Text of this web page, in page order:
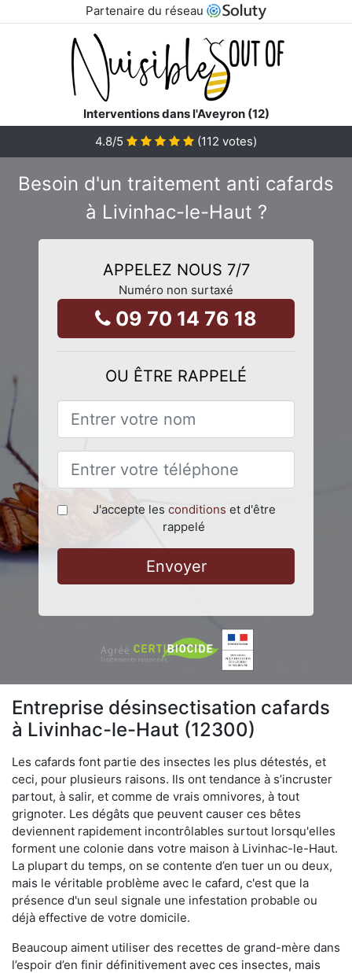
Partenaire du réseau
Interventions dans l'Aveyron (12)
4.8/5 (112 votes)
Besoin d'un traitement anti cafards
à Livinhac-le-Haut ?
APPELEZ NOUS 7/7
Numéro non surtaxé
09 70 14 76 18
OU ÊTRE RAPPELÉ
J'accepte les conditions et d'être
rappelé
Envoyer
Entreprise désinsectisation cafards
à Livinhac-le-Haut (12300)
Les cafards font partie des insectes les plus détestés, et
ceci, pour plusieurs raisons. Ils ont tendance à s’incruster
partout, à salir, et comme de vrais omnivores, à tout
grignoter. Les dégâts que peuvent causer ces bêtes
deviennent rapidement incontrôlables surtout lorsqu'elles
forment une colonie dans votre maison à Livinhac-le-Haut.
La plupart du temps, on se contente d’en tuer un ou deux,
mais le véritable problème avec le cafard, c'est que la
présence d'un seul signale une infestation probable ou
déjà effective de votre domicile.
Beaucoup aiment utiliser des recettes de grand-mère dans
l’espoir d’en finir définitivement avec ces insectes, mais